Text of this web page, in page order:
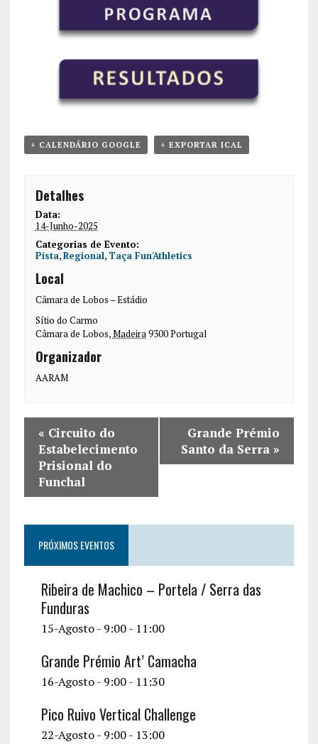
+ CALENDÁRIO GOOGLE + EXPORTAR ICAL
Detalhes
Data:
14-Junho-2025
Categorias de Evento:
Pista,Regional, Taça Fun'Athletics
Local
Câmara de Lobos – Estádio
Sítio do Carmo
Câmara de Lobos,Madeira9300Portugal
Organizador
AARAM
« Circuito do
Estabelecimento
Prisional do
Funchal
Grande Prémio
Santo da Serra »
PRÓXIMOS EVENTOS
Ribeira de Machico – Portela / Serra das
Funduras
15-Agosto - 9:00- 11:00
Grande Prémio Art’ Camacha
16-Agosto - 9:00- 11:30
Pico Ruivo Vertical Challenge
22-Agosto - 9:00- 13:00